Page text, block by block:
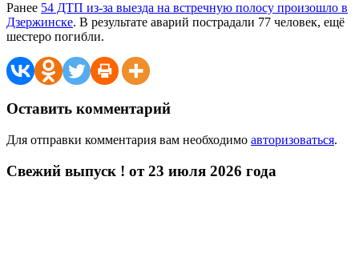
Ранее 54 ДТП из-за выезда на встречную полосу произошло в
Дзержинске. В результате аварий пострадали 77 человек, ещё
шестеро погибли.
Оставить комментарий
Для отправки комментария вам необходимо авторизоваться.
Свежий выпуск ! от 23 июля 2026 года